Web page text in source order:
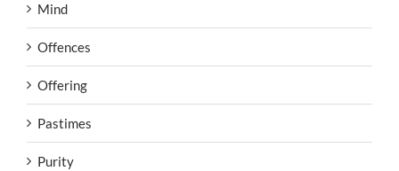
Mind
Offences
Offering
Pastimes
Purity